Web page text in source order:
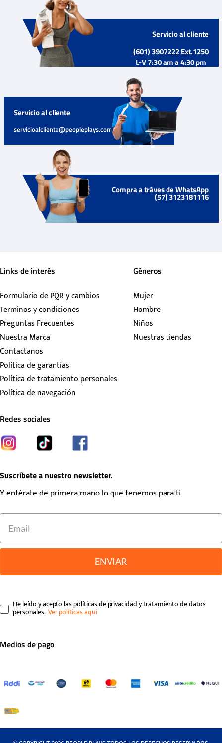
Servicio al cliente
(601) 3907222 Ext.1250
L-V 7:30 am a 4:30 pm
Servicio al cliente
servicioalcliente@peopleplays.com
Compra a tráves de WhatsApp
(57) 3123181116
Links de interés
Formulario de PQR y cambios
Terminos y condiciones
Preguntas Frecuentes
Nuestra Marca
Contactanos
Política de garantías
Política de tratamiento personales
Política de navegación
Géneros
Mujer
Hombre
Niños
Nuestras tiendas
Redes sociales
Suscríbete a nuestro newsletter.
Y entérate de primera mano lo que tenemos para ti
ENVIAR
He leído y acepto las políticas de privacidad y tratamiento de datos
personales.
Medios de pago